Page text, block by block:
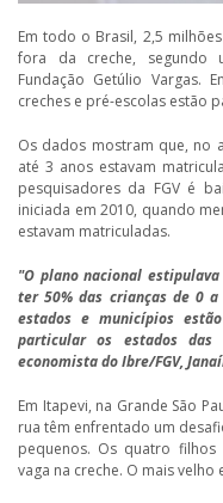
Em todo o Brasil, 2,5
fora da creche, segundo
Fundação Getúlio Vargas.
creches e pré-escolas estão
Os dados mostram que, no
até 3 anos estavam
pesquisadores da FGV é
iniciada em 2010, quando
estavam matriculadas.
"O plano nacional
ter 50% das crianças de 0
estados e municípios
particular os estados
economista do Ibre/FGV,
Em Itapevi, na Grande São
rua têm enfrentado um
pequenos. Os quatro filhos
vaga na creche. O mais